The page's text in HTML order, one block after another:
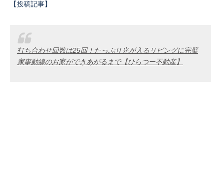
【投稿記事】
打ち合わせ回数は25回！たっぷり光が入るリビングに完璧
家事動線のお家ができあがるまで【ひらつー不動産】